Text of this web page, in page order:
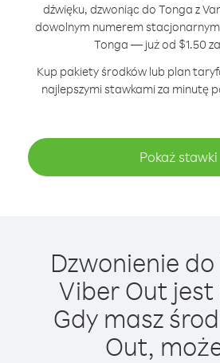
dźwięku, dzwoniąc do Tonga z
dowolnym numerem
Tonga — już od $1.50
Kup pakiety środków lub plan
najlepszymi stawkami za minutę
Pokaż stawki
Dzwonienie
Viber Out
Gdy masz
Out,